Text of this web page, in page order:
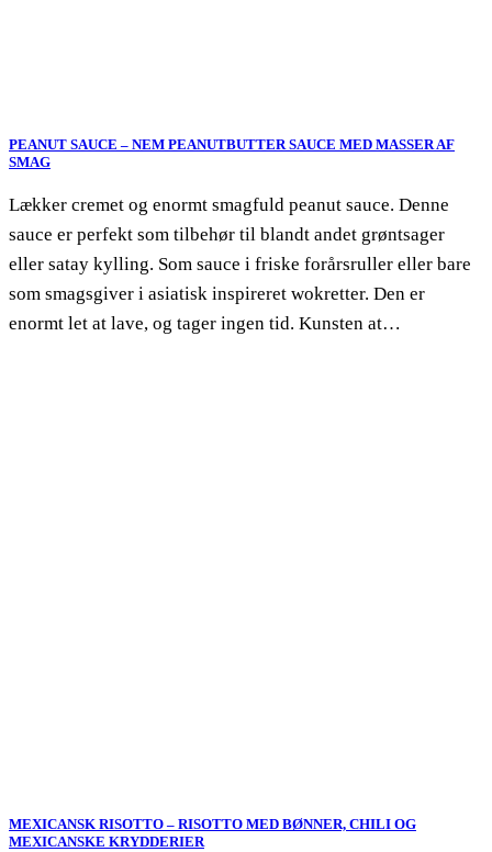
PEANUT SAUCE – NEM PEANUTBUTTER SAUCE MED MASSER AF
SMAG
Lækker cremet og enormt smagfuld peanut sauce. Denne
sauce er perfekt som tilbehør til blandt andet grøntsager
eller satay kylling. Som sauce i friske forårsruller eller bare
som smagsgiver i asiatisk inspireret wokretter. Den er
enormt let at lave, og tager ingen tid. Kunsten at…
MEXICANSK RISOTTO – RISOTTO MED BØNNER, CHILI OG
MEXICANSKE KRYDDERIER